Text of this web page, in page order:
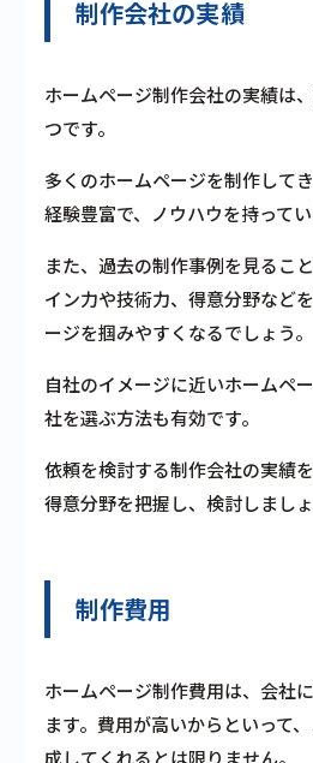
制作会社の実績
ホームページ制作会社の実績は
つです。
多くのホームページを制作して
経験豊富で、ノウハウを持ってい
また、過去の制作事例を見るこ
イン力や技術力、得意分野など
ージを掴みやすくなるでしょう。
自社のイメージに近いホームペ
社を選ぶ方法も有効です。
依頼を検討する制作会社の実績
得意分野を把握し、検討しましょ
制作費用
ホームページ制作費用は、会社
ます。費用が高いからといって
成してくれるとは限りません。